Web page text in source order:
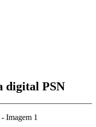
digital PSN